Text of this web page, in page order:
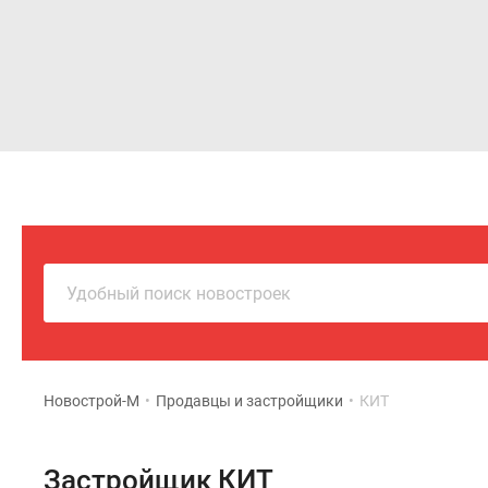
Удобный поиск новостроек
Новострой-М • Продавцы и застройщики • КИТ
Застройщик КИТ